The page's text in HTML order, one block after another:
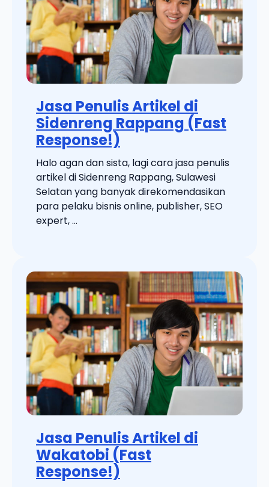
Jasa Penulis Artikel di
Sidenreng Rappang (Fast
Response!)
Halo agan dan sista, lagi cara jasa penulis
artikel di Sidenreng Rappang, Sulawesi
Selatan yang banyak direkomendasikan
para pelaku bisnis online, publisher, SEO
expert, ...
Jasa Penulis Artikel di
Wakatobi (Fast
Response!)